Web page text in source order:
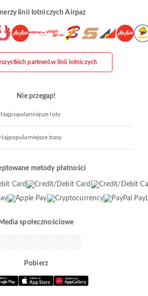
linii lotniczych Airpaz
partnerów linii lotniczych
Nie przegap!
Najpopularniejsze loty
Najpopularniejsze trasy
metody płatności
Media społecznościowe
Pobierz